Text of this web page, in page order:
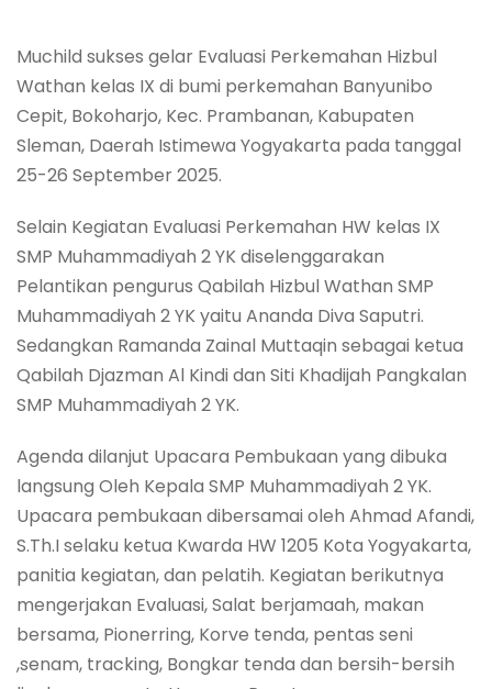
Muchild sukses gelar Evaluasi Perkemahan Hizbul
Wathan kelas IX di bumi perkemahan Banyunibo
Cepit, Bokoharjo, Kec. Prambanan, Kabupaten
Sleman, Daerah Istimewa Yogyakarta pada tanggal
25-26 September 2025.
Selain Kegiatan Evaluasi Perkemahan HW kelas IX
SMP Muhammadiyah 2 YK diselenggarakan
Pelantikan pengurus Qabilah Hizbul Wathan SMP
Muhammadiyah 2 YK yaitu Ananda Diva Saputri.
Sedangkan Ramanda Zainal Muttaqin sebagai ketua
Qabilah Djazman Al Kindi dan Siti Khadijah Pangkalan
SMP Muhammadiyah 2 YK.
Agenda dilanjut Upacara Pembukaan yang dibuka
langsung Oleh Kepala SMP Muhammadiyah 2 YK.
Upacara pembukaan dibersamai oleh Ahmad Afandi,
S.Th.I selaku ketua Kwarda HW 1205 Kota Yogyakarta,
panitia kegiatan, dan pelatih. Kegiatan berikutnya
mengerjakan Evaluasi, Salat berjamaah, makan
bersama, Pionerring, Korve tenda, pentas seni
,senam, tracking, Bongkar tenda dan bersih-bersih